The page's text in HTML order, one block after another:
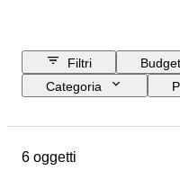
Filtri Budget
Categoria
Materiale
6 oggetti